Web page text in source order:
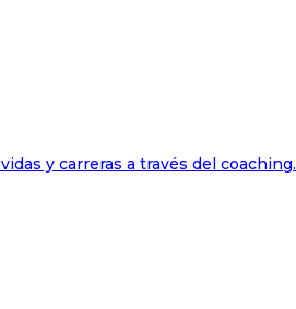
y carreras a través del coaching.